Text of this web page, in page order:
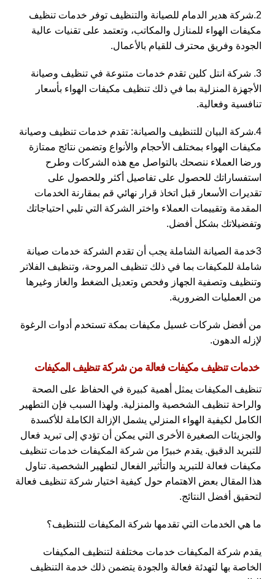
2.شركة هدير الدمام للصيانة والتنظيف توفر خدمات تنظيف
مكيفات الهواء للمنازل والمكاتب، وتعتمد على تقنيات عالية
الجودة وفريق محترف للقيام بالأعمال.
3. شركة انتل كلين تقدم خدمات متنوعة في تنظيف وصيانة
الأجهزة المنزلية بما في ذلك تنظيف مكيفات الهواء بأسعار
تنافسية وفعالية.
4.شركة البيان للتنظيف والصيانة: تقدم خدمات تنظيف وصيانة
مكيفات الهواء بمختلف الأحجام والأنواع وتضمن نتائج ممتازة
ورضا العملاء ننصحك بالتواصل مع هذه الشركات وطرح
استفساراتك للحصول على تفاصيل أكثر وللحصول على
تقديرات الأسعار قبل اتخاذ قرار نهائي قم بمقارنة الخدمات
المقدمة وتقييمات العملاء واختر الشركة التي تلبي احتياجاتك
وتفضيلاتك بشكل أفضل.
3خدمة الصيانة الشاملة يجب أن تقدم الشركة خدمات صيانة
شاملة للمكيفات بما في ذلك تنظيف المروحة، وتنظيف الفلاتر
وتنظيف وتصفية الجهاز وفحص وتعديل الضغط والغاز وغيرها
من العمليات الضرورية.
من أفضل شركات غسيل مكيفات بمكة تستخدم أدوات الرغوة
لإزله الدهون.
خدمات تنظيف مكيفات فعالة من شركة تنظيف المكيفات
تنظيف المكيفات يمثل أهمية كبيرة في الحفاظ على الصحة
والراحة تنظيف الشخصية والمنزلية. ولهذا السبب فإن التطهير
الكامل لكيفية الهواء المنزلي يشمل الإزالة الكاملة للأكسدة
والجزيئات الصغيرة الأخرى التي يمكن أن تؤدي إلى تبريد فعال
للتبريد الدقيق. يقدم خبيرًا من شركة المكيفات خدمات تنظيف
مكيفات فعالة للتبريد والتأثير الفعال لتطهير الشخصية. تناول
هذا المقال بعض الاهتمام حول كيفية اختيار شركة تنظيف فعالة
لتحقيق أفضل النتائج.
ما هي الخدمات التي تقدمها شركة المكيفات للتنظيف؟
يقدم شركة المكيفات خدمات مختلفة لتنظيف المكيفات
الخاصة بها لتهدئة فعالة والجودة يتضمن ذلك خدمة التنظيف